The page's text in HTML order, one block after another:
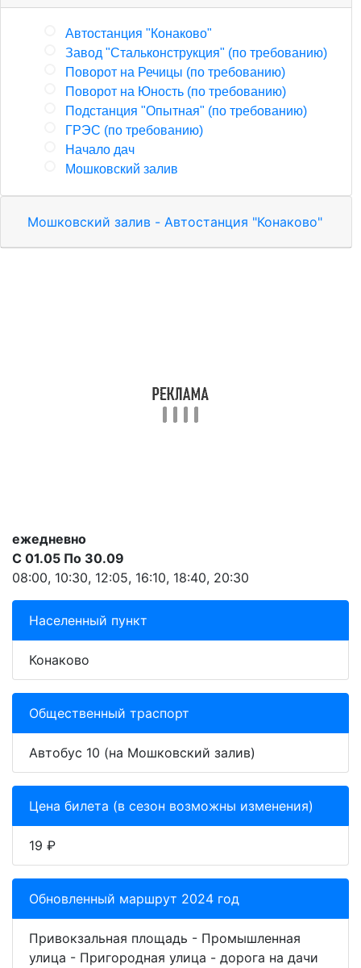
Автостанция "Конаково"
Завод "Стальконструкция" (по требованию)
Поворот на Речицы (по требованию)
Поворот на Юность (по требованию)
Подстанция "Опытная" (по требованию)
ГРЭС (по требованию)
Начало дач
Мошковский залив
Мошковский залив - Автостанция "Конаково"
ежедневно
С 01.05 По 30.09
08:00, 10:30, 12:05, 16:10, 18:40, 20:30
Населенный пункт
Конаково
Общественный траспорт
Автобус 10 (на Мошковский залив)
Цена билета (в сезон возможны изменения)
19 ₽
Обновленный маршрут 2024 год
Привокзальная площадь - Промышленная
улица - Пригородная улица - дорога на дачи